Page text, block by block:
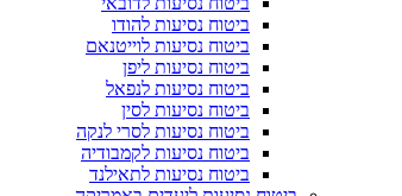
ביטוח נסיעות להודו
ביטוח נסיעות לוייטנאם
ביטוח נסיעות ליפן
ביטוח נסיעות לנפאל
ביטוח נסיעות לסין
ביטוח נסיעות לסרי לנקה
ביטוח נסיעות לקמבודיה
ביטוח נסיעות לתאילנד